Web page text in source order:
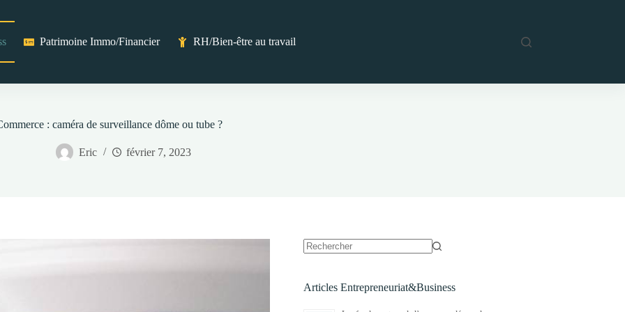
Patrimoine Immo/Financier RH/Bien-être au travail
: caméra de surveillance dôme ou tube ?
Eric février 7, 2023
Articles Entrepreneuriat&Business